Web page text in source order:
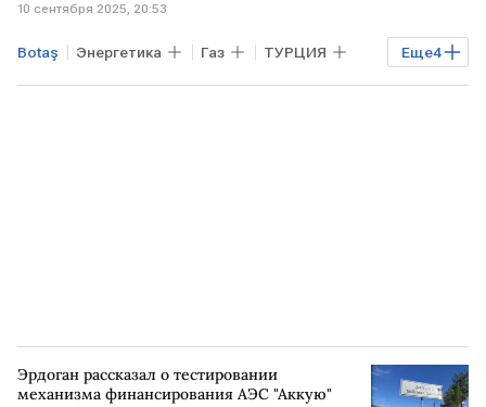
10 сентября 2025, 20:53
Еще4
Botaş Энергетика Газ ТУРЦИЯ
Анкара РФ Cheniere JERA
Эрдоган рассказал о тестировании
механизма финансирования АЭС "Аккую"